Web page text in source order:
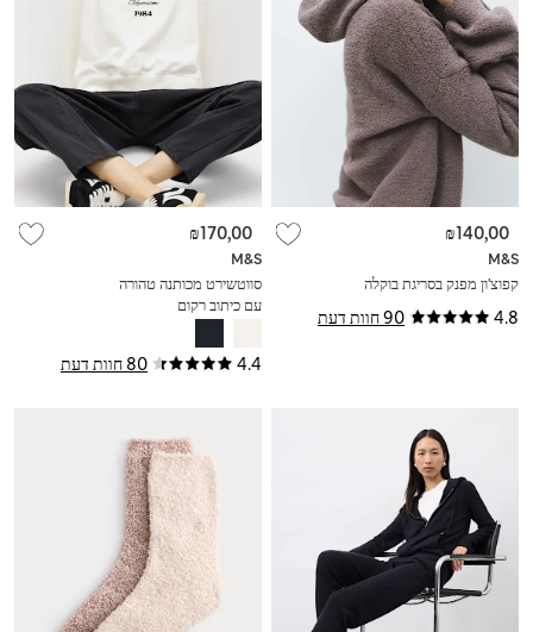
4.8 90 חוות דעת
M&S
קפוצ'ון מפנק בסריגת בוקלה
₪140,00
4.4 80 חוות דעת
M&S
סווטשירט מכותנה טהורה
עם כיתוב רקום
₪170,00